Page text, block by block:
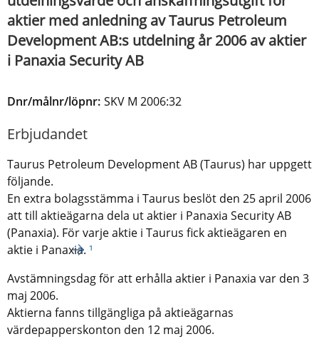
aktier med anledning av Taurus Petroleum
Development AB:s utdelning år 2006 av aktier
i Panaxia Security AB
Dnr/målnr/löpnr: SKV M 2006:32
Erbjudandet
Taurus Petroleum Development AB (Taurus) har uppgett
följande.
En extra bolagsstämma i Taurus beslöt den 25 april 2006
att till aktieägarna dela ut aktier i Panaxia Security AB
(Panaxia). För varje aktie i Taurus fick aktieägaren en
aktie i Panaxia. ¹
Avstämningsdag för att erhålla aktier i Panaxia var den 3
maj 2006.
Aktierna fanns tillgängliga på aktieägarnas
värdepapperskonton den 12 maj 2006.